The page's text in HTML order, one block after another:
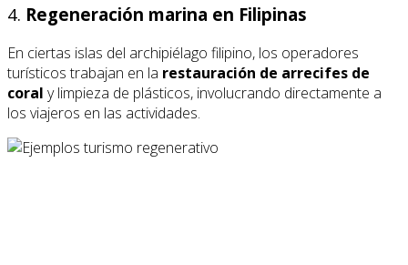
4. Regeneración marina en Filipinas
En ciertas islas del archipiélago filipino, los operadores
turísticos trabajan en la restauración de arrecifes de
coral y limpieza de plásticos, involucrando directamente a
los viajeros en las actividades.